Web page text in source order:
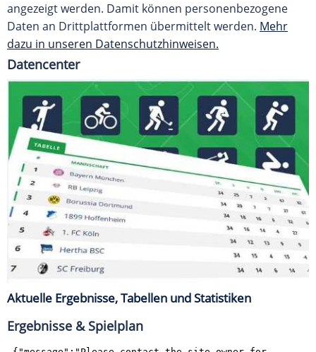
angezeigt werden. Damit können personenbezogene
Daten an Drittplattformen übermittelt werden. Mehr
dazu in unseren Datenschutzhinweisen.
Datencenter
Aktuelle Ergebnisse, Tabellen und Statistiken
Ergebnisse & Spielplan